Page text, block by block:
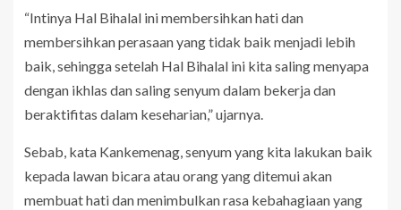
“Intinya Hal Bihalal ini membersihkan hati dan
membersihkan perasaan yang tidak baik menjadi lebih
baik, sehingga setelah Hal Bihalal ini kita saling menyapa
dengan ikhlas dan saling senyum dalam bekerja dan
beraktifitas dalam keseharian,” ujarnya.
Sebab, kata Kankemenag, senyum yang kita lakukan baik
kepada lawan bicara atau orang yang ditemui akan
membuat hati dan menimbulkan rasa kebahagiaan yang